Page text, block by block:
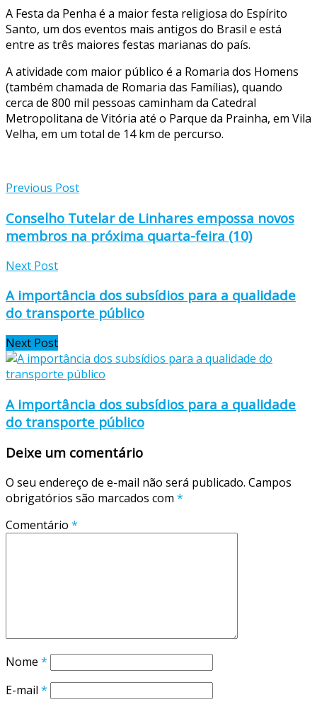
A Festa da Penha é a maior festa religiosa do Espírito
Santo, um dos eventos mais antigos do Brasil e está
entre as três maiores festas marianas do país.
A atividade com maior público é a Romaria dos Homens
(também chamada de Romaria das Famílias), quando
cerca de 800 mil pessoas caminham da Catedral
Metropolitana de Vitória até o Parque da Prainha, em Vila
Velha, em um total de 14 km de percurso.
Previous Post
Conselho Tutelar de Linhares empossa novos
membros na próxima quarta-feira (10)
Next Post
A importância dos subsídios para a qualidade
do transporte público
Next Post
A importância dos subsídios para a qualidade
do transporte público
Deixe um comentário
O seu endereço de e-mail não será publicado. Campos
obrigatórios são marcados com *
Comentário *
Nome *
E-mail *